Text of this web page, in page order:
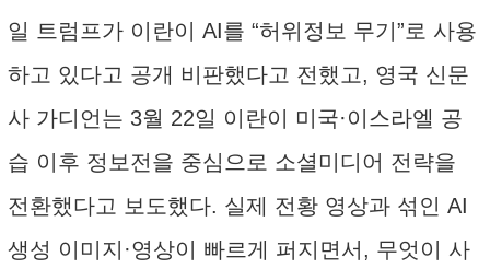
일 트럼프가 이란이 AI를 “허위정보 무기”로 사용
하고 있다고 공개 비판했다고 전했고, 영국 신문
사 가디언는 3월 22일 이란이 미국·이스라엘 공
습 이후 정보전을 중심으로 소셜미디어 전략을
전환했다고 보도했다. 실제 전황 영상과 섞인 AI
생성 이미지·영상이 빠르게 퍼지면서, 무엇이 사